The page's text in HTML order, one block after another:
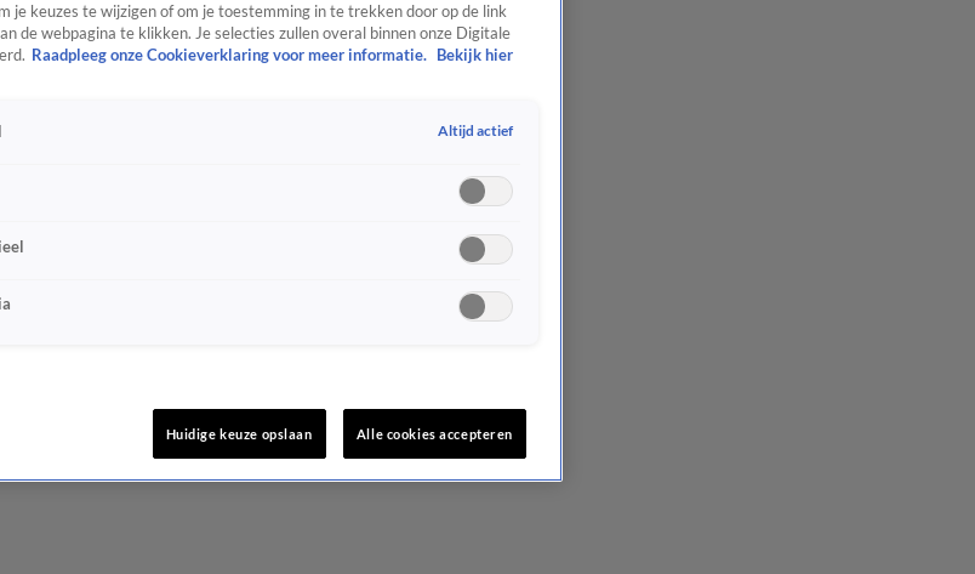
je keuzes te wijzigen of om je toestemming in te trekken door op de link
de webpagina te klikken. Je selecties zullen overal binnen onze Digitale
Raadpleeg onze Cookieverklaring voor meer informatie. Bekijk hier
Altijd actief
Huidige keuze opslaan Alle cookies accepteren